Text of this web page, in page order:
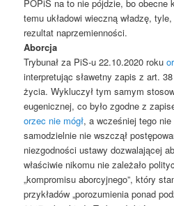
POPiS na to nie pójdzie, bo obecne
temu układowi wieczną władzę,
rezultat naprzemienności.
Aborcja
Trybunał za PiS-u 22.10.2020 roku
interpretując sławetny zapis z art.
życia. Wykluczył tym samym
eugenicznej, co było zgodne z
orzec nie mógł, a wcześniej tego nie
samodzielnie nie wszczął
niezgodności ustawy dozwalającej
właściwie nikomu nie zależało
„kompromisu aborcyjnego”, który
przykładów „porozumienia ponad